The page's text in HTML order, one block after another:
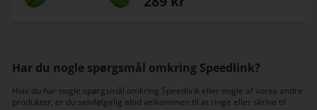
Har du nogle spørgsmål omkring Speedlink?
Hvis du har nogle spørgsmål omkring Speedlink eller nogle af vores andre
produkter, er du selvfølgelig altid velkommen til at ringe eller skrive til